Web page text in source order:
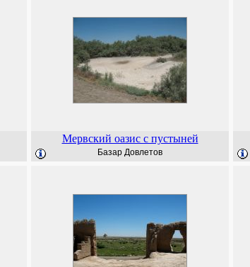
Мервский оазис с пустыней
Базар Довлетов